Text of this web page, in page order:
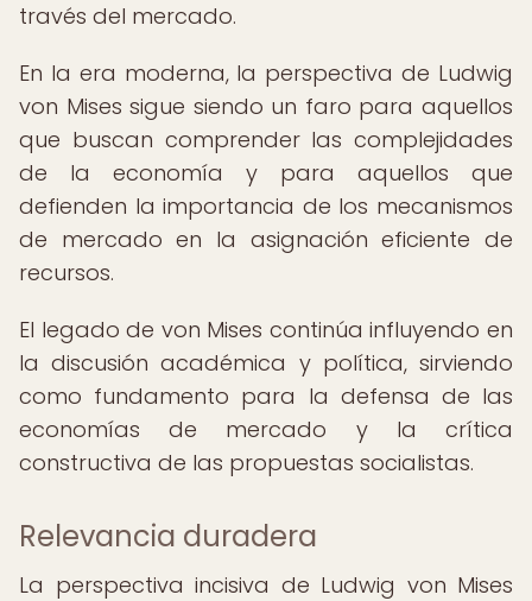
través del mercado.
En la era moderna, la perspectiva de Ludwig
von Mises sigue siendo un faro para aquellos
que buscan comprender las complejidades
de la economía y para aquellos que
defienden la importancia de los mecanismos
de mercado en la asignación eficiente de
recursos.
El legado de von Mises continúa influyendo en
la discusión académica y política, sirviendo
como fundamento para la defensa de las
economías de mercado y la crítica
constructiva de las propuestas socialistas.
Relevancia duradera
La perspectiva incisiva de Ludwig von Mises